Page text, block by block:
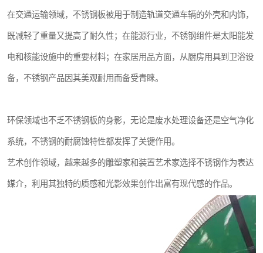
在交通运输领域，不锈钢板被用于制造轨道交通车辆的外壳和内饰，
既减轻了重量又提高了耐久性；在能源行业，不锈钢组件是太阳能发
电和核能设施中的重要材料；在家居用品方面，从厨房用具到卫浴设
备，不锈钢产品因其美观耐用而备受青睐。
环保领域也不乏不锈钢板的身影，无论是废水处理设备还是空气净化
系统，不锈钢的耐腐蚀特性都发挥了关键作用。
艺术创作领域，越来越多的雕塑家和装置艺术家选择不锈钢作为表达
媒介，利用其独特的质感和光影效果创作出富有现代感的作品。